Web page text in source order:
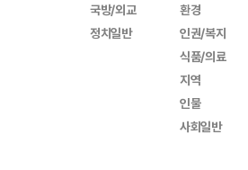
국방/외교
정치일반
환경
인권/복지
식품/의료
지역
인물
사회일반